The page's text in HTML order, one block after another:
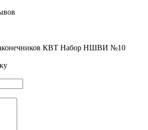
КВТ Набор НШВИ №10